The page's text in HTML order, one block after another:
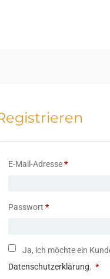
E-Mail-Adresse*
Passwort *
Ja, ich möchte ein
Datenschutzerklärung. *